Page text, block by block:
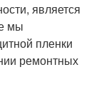
является
мы
пленки
ремонтных